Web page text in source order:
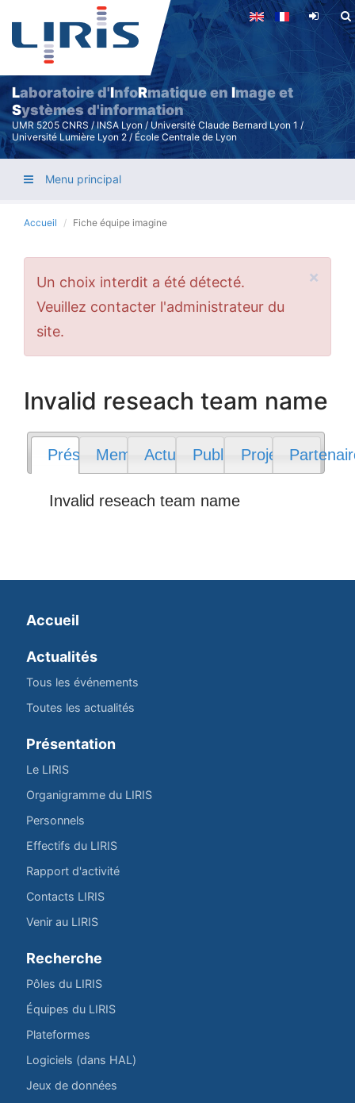
Aller
contenu
principal
Laboratoire d'InfoRmatique enImage et
Systèmes d'information
UMR 5205 CNRS / INSA Lyon / Université Claude Bernard Lyon 1 /
Université Lumière Lyon 2 / École Centrale de Lyon
Menu principal
Accueil Fiche équipe imagine
×
Message
d'erreur
Un choix interdit a été détecté.
Veuillez contacter l'administrateur du
site.
Invalid reseach team name
PrésentationMembresActualitésPublications
Projets
Invalid reseach team name
Accueil
Actualités
Tous les événements
Toutes les actualités
Présentation
Le LIRIS
Organigramme du LIRIS
Personnels
Effectifs du LIRIS
Rapport d'activité
Contacts LIRIS
Venir au LIRIS
Recherche
Pôles du LIRIS
Équipes du LIRIS
Plateformes
Logiciels (dans HAL)
Jeux de données